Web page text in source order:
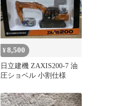
¥8,500
日立建機 ZAXIS200-7 油
圧ショベル 小割仕様